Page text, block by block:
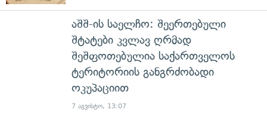
აშშ-ის საელჩო: შეერთებული
შტატები კვლავ ღრმად
შეშფოთებულია საქართველოს
ტერიტორიის განგრძობადი
ოკუპაციით
7 აგვისტო, 13:07